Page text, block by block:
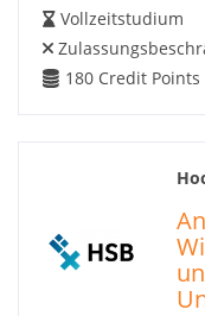
Vollzeitstudium
180 Credit Points